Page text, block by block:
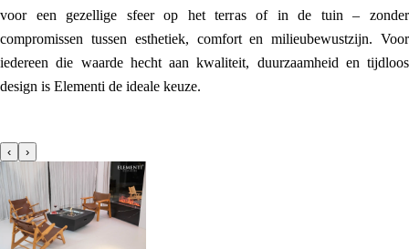
voor een gezellige sfeer op het terras of in de tuin – zonder
compromissen tussen esthetiek, comfort en milieubewustzijn. Voor
iedereen die waarde hecht aan kwaliteit, duurzaamheid en tijdloos
design is Elementi de ideale keuze.
‹ ›